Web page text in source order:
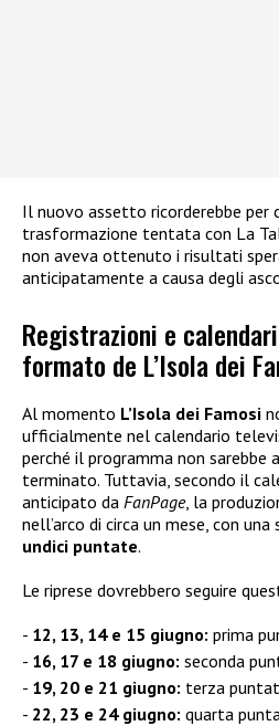
Il nuovo assetto ricorderebbe per
trasformazione tentata con La
non aveva ottenuto i risultati
anticipatamente a causa degli
Registrazioni e
formato de L’Isola dei
Al momento L’Isola dei Famosi
ufficialmente nel calendario
perché il programma non sarebbe
terminato. Tuttavia, secondo il
anticipato da FanPage, la
nell’arco di circa un mese, con
undici puntate.
Le riprese dovrebbero seguire
12, 13, 14 e 15 giugno: prima
16, 17 e 18 giugno: seconda
19, 20 e 21 giugno: terza
22, 23 e 24 giugno: quarta